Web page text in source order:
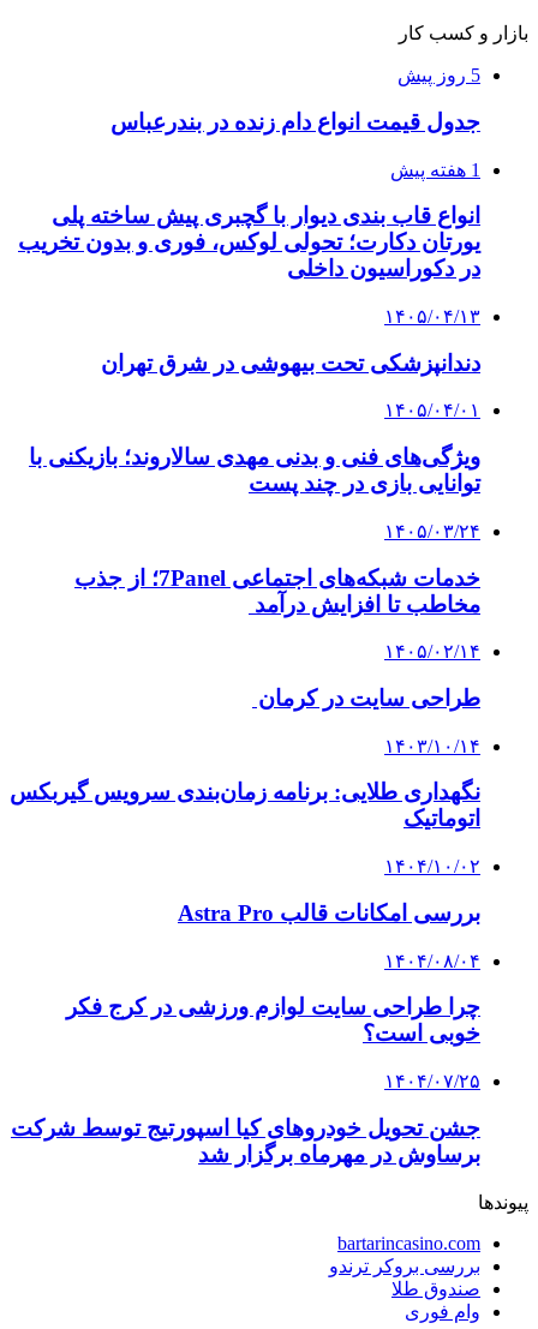
بازار و کسب کار
5 روز پیش
جدول قیمت انواع دام زنده در بندرعباس
1 هفته پیش
انواع قاب بندی دیوار با گچبری پیش ساخته پلی
یورتان دکارت؛ تحولی لوکس، فوری و بدون تخریب
در دکوراسیون داخلی
۱۴۰۵/۰۴/۱۳
دندانپزشکی تحت بیهوشی در شرق تهران
۱۴۰۵/۰۴/۰۱
ویژگی‌های فنی و بدنی مهدی سالاروند؛ بازیکنی با
توانایی بازی در چند پست
۱۴۰۵/۰۳/۲۴
خدمات شبکه‌های اجتماعی 7Panel؛ از جذب
مخاطب تا افزایش درآمد
۱۴۰۵/۰۲/۱۴
طراحی سایت در کرمان
۱۴۰۳/۱۰/۱۴
نگهداری طلایی: برنامه زمان‌بندی سرویس گیربکس
اتوماتیک
۱۴۰۴/۱۰/۰۲
بررسی امکانات قالب Astra Pro
۱۴۰۴/۰۸/۰۴
چرا طراحی سایت لوازم ورزشی در کرج فکر
خوبی است؟
۱۴۰۴/۰۷/۲۵
جشن تحویل خودروهای کیا اسپورتیج توسط شرکت
برساوش در مهرماه برگزار شد
پیوندها
bartarincasino.com
بررسی بروکر ترندو
صندوق طلا
وام فوری